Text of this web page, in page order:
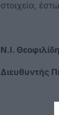
στοιχεία,
Ν.Ι.
Διευθυντής